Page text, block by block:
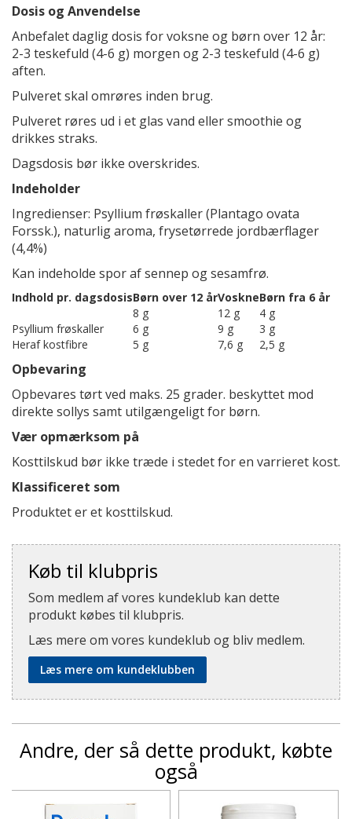
Dosis og Anvendelse
Anbefalet daglig dosis for voksne og børn over 12 år:
2-3 teskefuld (4-6 g) morgen og 2-3 teskefuld (4-6 g)
aften.
Pulveret skal omrøres inden brug.
Pulveret røres ud i et glas vand eller smoothie og
drikkes straks.
Dagsdosis bør ikke overskrides.
Indeholder
Ingredienser: Psyllium frøskaller (Plantago ovata
Forssk.), naturlig aroma, frysetørrede jordbærflager
(4,4%)
Kan indeholde spor af sennep og sesamfrø.
Indhold pr. dagsdosisBørn over 12 årVoskneBørn fra 6 år
8 g
12 g
4 g
Psyllium frøskaller
6 g 9 g
3 g
Heraf kostfibre
5 g 7,6 g 2,5 g
Opbevaring
Opbevares tørt ved maks. 25 grader. beskyttet mod
direkte sollys samt utilgængeligt for børn.
Vær opmærksom på
Kosttilskud bør ikke træde i stedet for en varrieret kost.
Klassificeret som
Produktet er et kosttilskud.
Køb til klubpris
Som medlem af vores kundeklub kan dette
produkt købes til klubpris.
Læs mere om vores kundeklub og bliv medlem.
Læs mere om kundeklubben
Andre, der så dette produkt, købte
også